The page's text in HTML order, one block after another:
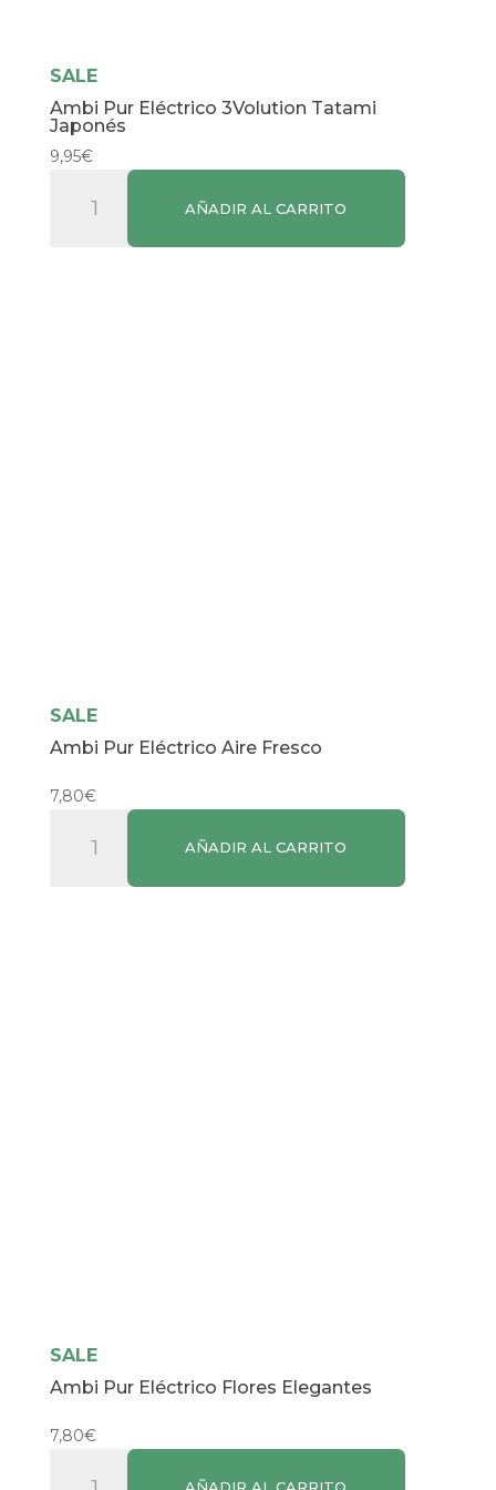
SALE
Ambi Pur Eléctrico 3Volution Tatami
Japonés
9,95€
AÑADIR AL CARRITO
SALE
Ambi Pur Eléctrico Aire Fresco
7,80€
AÑADIR AL CARRITO
SALE
Ambi Pur Eléctrico Flores Elegantes
7,80€